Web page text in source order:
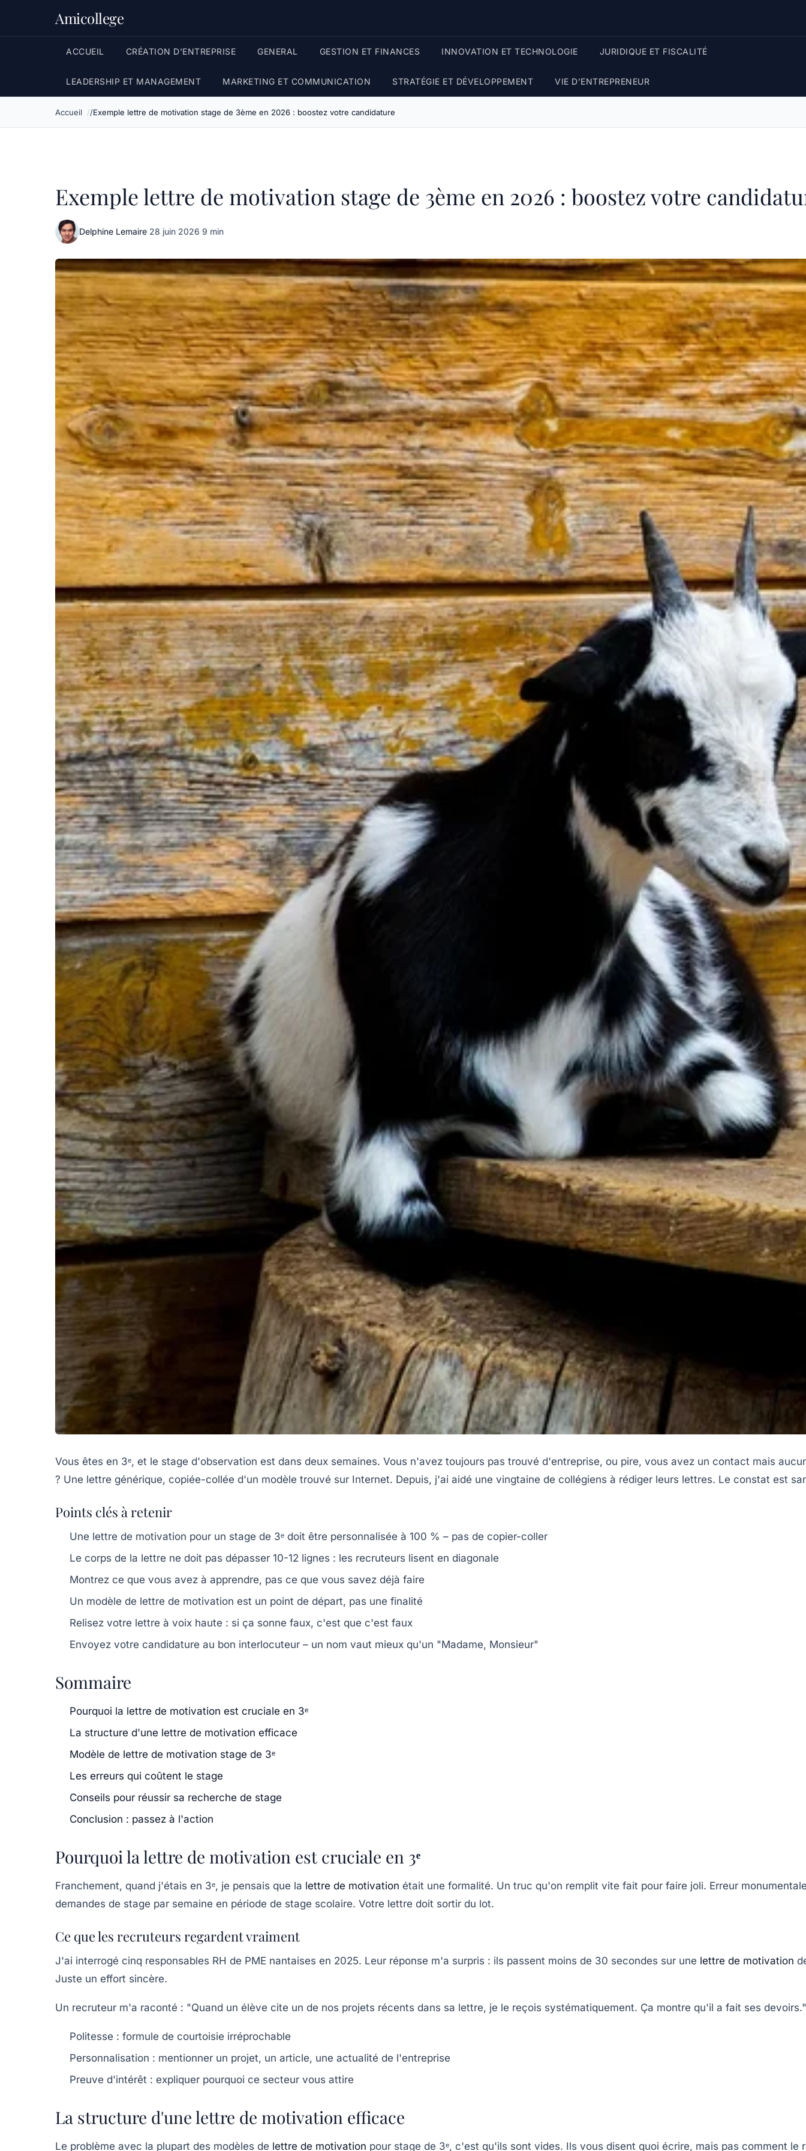
Amicollege
ACCUEIL CRÉATION D’ENTREPRISE GENERAL GESTION ET FINANCES INNOVATION ET TECHNOLOGIE JURIDIQUE ET FISCALITÉ
LEADERSHIP ET MANAGEMENT MARKETING ET COMMUNICATION STRATÉGIE ET DÉVELOPPEMENT VIE D’ENTREPRENEUR
Accueil Exemple lettre de motivation stage de 3ème en 2026 : boostez votre candidature
Exemple lettre de motivation stage de 3ème en 2026 : boostez votre
Delphine Lemaire·28 juin 2026·9 min
Vous êtes en 3ᵉ, et le stage d'observation est dans deux semaines. Vous n'avez toujours pas trouvé d'entreprise, ou pire, vous avez un contact mais
? Une lettre générique, copiée-collée d'un modèle trouvé sur Internet. Depuis, j'ai aidé une vingtaine de collégiens à rédiger leurs lettres. Le constat
Points clés à retenir
Une lettre de motivation pour un stage de 3ᵉ doit être personnalisée à 100 % – pas de copier-coller
Le corps de la lettre ne doit pas dépasser 10-12 lignes : les recruteurs lisent en diagonale
Montrez ce que vous avez à apprendre, pas ce que vous savez déjà faire
Un modèle de lettre de motivation est un point de départ, pas une finalité
Relisez votre lettre à voix haute : si ça sonne faux, c'est que c'est faux
Envoyez votre candidature au bon interlocuteur – un nom vaut mieux qu'un "Madame, Monsieur"
Sommaire
Pourquoi la lettre de motivation est cruciale en 3ᵉ
La structure d'une lettre de motivation efficace
Modèle de lettre de motivation stage de 3ᵉ
Les erreurs qui coûtent le stage
Conseils pour réussir sa recherche de stage
Conclusion : passez à l'action
Pourquoi la lettre de motivation est cruciale en 3ᵉ
Franchement, quand j'étais en 3ᵉ, je pensais que la lettre de motivation était une formalité. Un truc qu'on remplit vite fait pour faire joli. Erreur
demandes de stage par semaine en période de stage scolaire. Votre lettre doit sortir du lot.
Ce que les recruteurs regardent vraiment
J'ai interrogé cinq responsables RH de PME nantaises en 2025. Leur réponse m'a surpris : ils passent moins de 30 secondes sur une lettre de motivation
Juste un effort sincère.
Un recruteur m'a raconté : "Quand un élève cite un de nos projets récents dans sa lettre, je le reçois systématiquement. Ça montre qu'il a fait ses devoirs."
Politesse : formule de courtoisie irréprochable
Personnalisation : mentionner un projet, un article, une actualité de l'entreprise
Preuve d'intérêt : expliquer pourquoi ce secteur vous attire
La structure d'une lettre de motivation efficace
Le problème avec la plupart des modèles de lettre de motivation pour stage de 3ᵉ, c'est qu'ils sont vides. Ils vous disent quoi écrire, mais pas comment